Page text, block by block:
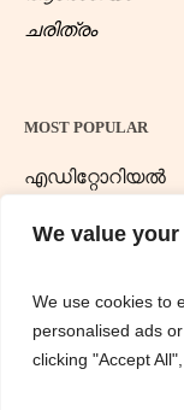
We value
We use cookies to
personalised ads
clicking "Accept
ചരിത്രം
MOST POPULAR
എഡിറ്റോറിയൽ